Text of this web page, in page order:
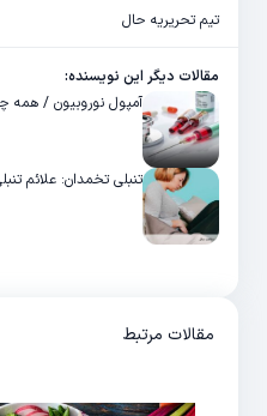
تیم تحریریه حال
مقالات دیگر این نویسنده:
آمپول نوروبیون / همه
تنبلی تخمدان: علائم
مقالات مرتبط